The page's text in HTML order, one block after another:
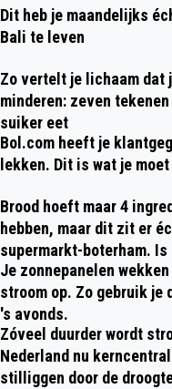
Dit heb je maandelijks
Bali te leven
Zo vertelt je lichaam dat
minderen: zeven
suiker eet
Bol.com heeft je
lekken. Dit is wat je moet
Brood hoeft maar 4
hebben, maar dit zit er
supermarkt-boterham. Is
Je zonnepanelen
stroom op. Zo gebruik je
's avonds.
Zóveel duurder wordt
Nederland nu
stilliggen door de